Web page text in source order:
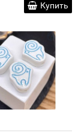
Купить